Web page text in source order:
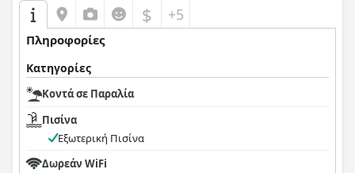
$ +5
Πληροφορίες
Κατηγορίες
Κοντά σε Παραλία
Πισίνα
Εξωτερική Πισίνα
Δωρεάν WiFi